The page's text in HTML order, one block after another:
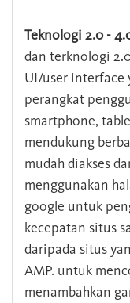
Teknologi 2.0 -
dan terknologi
UI/user interface
perangkat
smartphone,
mendukung
mudah diakses
menggunakan
google untuk
kecepatan situs
daripada situs
AMP. untuk
menambahkan